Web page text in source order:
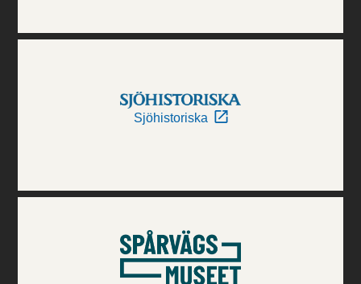
Sjöhistoriska